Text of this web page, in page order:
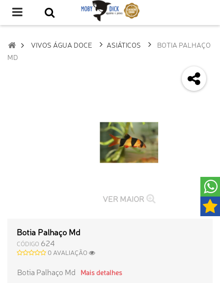
VIVOS ÁGUA DOCE ASIÁTICOS
BOTIA PALHAÇO
MD
VER MAIOR
Botia Palhaço Md
CÓDIGO 624
0 AVALIAÇÃO
Botia Palhaço Md Mais detalhes